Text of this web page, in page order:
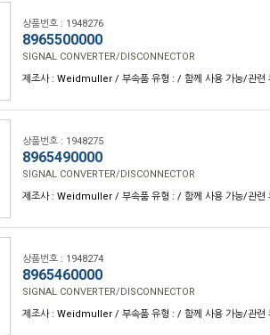
상품번호 : 1948276
8965500000
SIGNAL CONVERTER/DISCONNECTOR
제조사 : Weidmuller / 부속품 유형 : / 함께 사용 가능/관련
상품번호 : 1948275
8965490000
SIGNAL CONVERTER/DISCONNECTOR
제조사 : Weidmuller / 부속품 유형 : / 함께 사용 가능/관련
상품번호 : 1948274
8965460000
SIGNAL CONVERTER/DISCONNECTOR
제조사 : Weidmuller / 부속품 유형 : / 함께 사용 가능/관련